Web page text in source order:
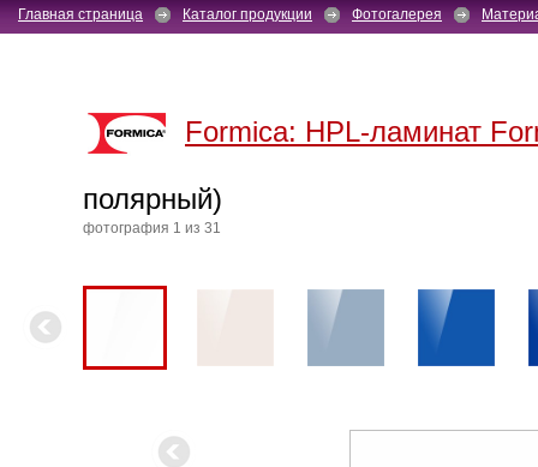
Главная страница Каталог продукции Фотогалерея
Formica: HPL-ламинат
полярный)
фотография 1 из 31